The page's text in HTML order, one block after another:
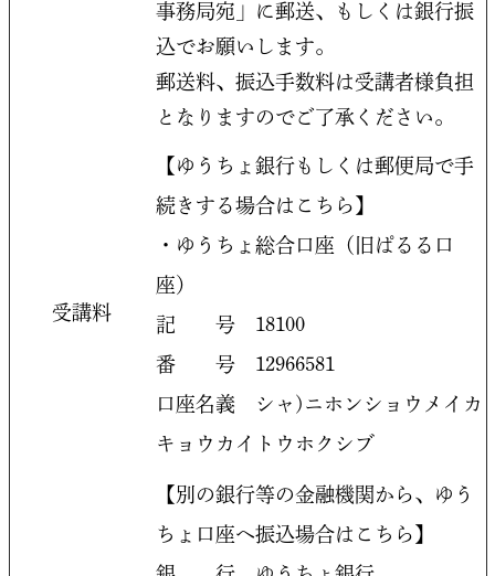
受講料
事務局宛」に郵送、もしくは銀行振
込でお願いします。
郵送料、振込手数料は受講者様負担
となりますのでご了承ください。
【ゆうちょ銀行もしくは郵便局で手
続きする場合はこちら】
・ゆうちょ総合口座（旧ぱるる口
座）
記 号 18100
番 号 12966581
口座名義 シャ)ニホンショウメイカ
キョウカイトウホクシブ
【別の銀行等の金融機関から、ゆう
ちょ口座へ振込場合はこちら】